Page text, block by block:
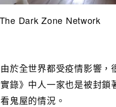
Dark Zone Network
於全世界都受疫情影響，
錄》中人一家也是被封鎖
鬼屋的情況。